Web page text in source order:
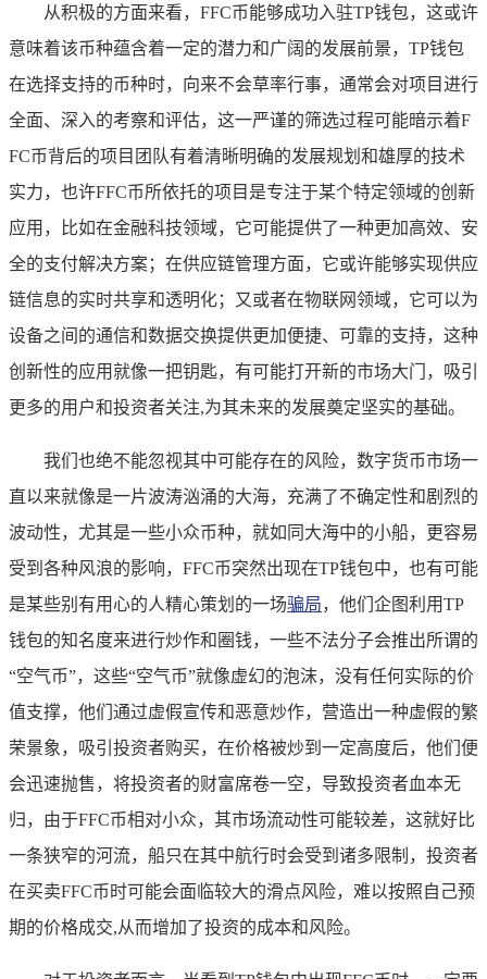
从积极的方面来看，FFC币能够成功入驻TP钱包，这或许
意味着该币种蕴含着一定的潜力和广阔的发展前景，TP钱包
在选择支持的币种时，向来不会草率行事，通常会对项目进行
全面、深入的考察和评估，这一严谨的筛选过程可能暗示着F
FC币背后的项目团队有着清晰明确的发展规划和雄厚的技术
实力，也许FFC币所依托的项目是专注于某个特定领域的创新
应用，比如在金融科技领域，它可能提供了一种更加高效、安
全的支付解决方案；在供应链管理方面，它或许能够实现供应
链信息的实时共享和透明化；又或者在物联网领域，它可以为
设备之间的通信和数据交换提供更加便捷、可靠的支持，这种
创新性的应用就像一把钥匙，有可能打开新的市场大门，吸引
更多的用户和投资者关注,为其未来的发展奠定坚实的基础。
我们也绝不能忽视其中可能存在的风险，数字货币市场一
直以来就像是一片波涛汹涌的大海，充满了不确定性和剧烈的
波动性，尤其是一些小众币种，就如同大海中的小船，更容易
受到各种风浪的影响，FFC币突然出现在TP钱包中，也有可能
是某些别有用心的人精心策划的一场骗局，他们企图利用TP
钱包的知名度来进行炒作和圈钱，一些不法分子会推出所谓的
“空气币”，这些“空气币”就像虚幻的泡沫，没有任何实际的价
值支撑，他们通过虚假宣传和恶意炒作，营造出一种虚假的繁
荣景象，吸引投资者购买，在价格被炒到一定高度后，他们便
会迅速抛售，将投资者的财富席卷一空，导致投资者血本无
归，由于FFC币相对小众，其市场流动性可能较差，这就好比
一条狭窄的河流，船只在其中航行时会受到诸多限制，投资者
在买卖FFC币时可能会面临较大的滑点风险，难以按照自己预
期的价格成交,从而增加了投资的成本和风险。